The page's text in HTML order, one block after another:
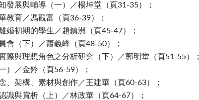
發展與輔導（一）／楊坤堂（頁31-35）；
教育／馮觀富（頁36-39）；
婚初期的學生／趙鎮洲（頁45-47）；
會（下）／蕭義峰（頁48-50）；
際與理想角色之分析研究（下）／郭明堂（頁51-55）；
）／金鈐（頁56-59）；
、架構、素材與創作／王建華（頁60-63）；
識與賞析（上）／林政華（頁64-67）；